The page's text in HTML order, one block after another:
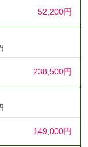
52,200円
238,500円
149,000円